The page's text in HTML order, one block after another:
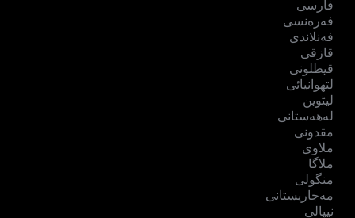
فارسی
فەرەنسی
فەنلاندی
قازقی
قیطلونی
لتھوانیائی
لیٹوین
لەهەستانی
مقدونی
ملاوی
ملاگا
منگولی
مەجاریستانی
نیپالی